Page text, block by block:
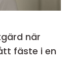
när
fäste i en